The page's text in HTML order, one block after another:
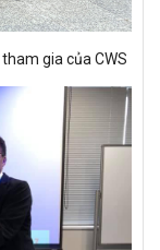
gia của CWS